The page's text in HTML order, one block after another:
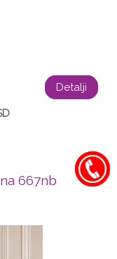
Detalji
667nb